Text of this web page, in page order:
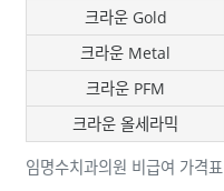
임명수치과의원 비급여 가격표
크라운 Gold
크라운 Metal
크라운 PFM
크라운 올세라믹